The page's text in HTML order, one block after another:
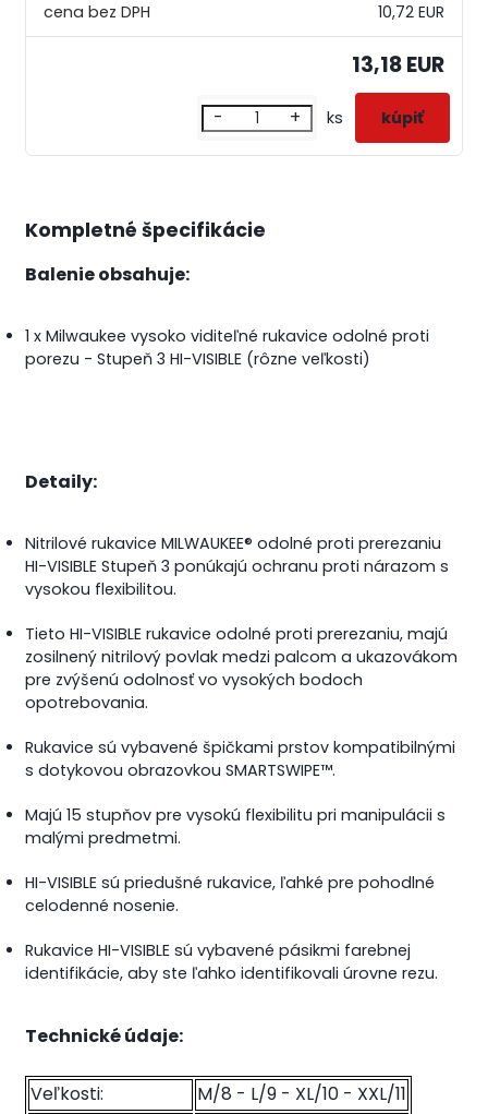
10,72 EUR
13,18 EUR
- + ks
Kompletné špecifikácie
Balenie obsahuje:
1 x Milwaukee vysoko viditeľné rukavice odolné proti
porezu - Stupeň 3 HI-VISIBLE (rôzne veľkosti)
Detaily:
Nitrilové rukavice MILWAUKEE® odolné proti prerezaniu
HI-VISIBLE Stupeň 3 ponúkajú ochranu proti nárazom s
vysokou flexibilitou.
Tieto HI-VISIBLE rukavice odolné proti prerezaniu, majú
zosilnený nitrilový povlak medzi palcom a ukazovákom
pre zvýšenú odolnosť vo vysokých bodoch
opotrebovania.
Rukavice sú vybavené špičkami prstov kompatibilnými
s dotykovou obrazovkou SMARTSWIPE™.
Majú 15 stupňov pre vysokú flexibilitu pri manipulácii s
malými predmetmi.
HI-VISIBLE sú priedušné rukavice, ľahké pre pohodlné
celodenné nosenie.
Rukavice HI-VISIBLE sú vybavené pásikmi farebnej
identifikácie, aby ste ľahko identifikovali úrovne rezu.
Technické údaje:
Veľkosti:
M/8 - L/9 - XL/10 - XXL/11